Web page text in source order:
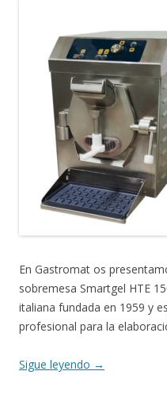
En Gastromat os
sobremesa Smartgel HTE
italiana fundada en 1959 y
profesional para la
Sigue leyendo →